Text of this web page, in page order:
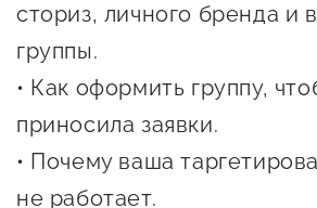
Центры поддержки
Центр
сопровождения
сториз, личного бренда и
группы.
• Как оформить группу,
приносила заявки.
• Почему ваша
не работает.